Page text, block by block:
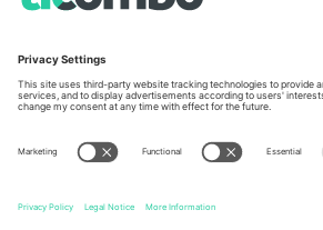
Bulgaria
Mexico
Av Chapultepec 360, Roma
Norte, Cuauhtémoc, 06700
Ciudad de México, CDMX,
Mexico
პლატფორმის პროვაიდერის იურიდიული